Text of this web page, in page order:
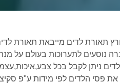
תאורת לדים מייבאת תאורת לדים
נוסעים לתערוכות בעולם על
ניתן לקבל בכל
את פסי הלדים לפי מידות ע"פ